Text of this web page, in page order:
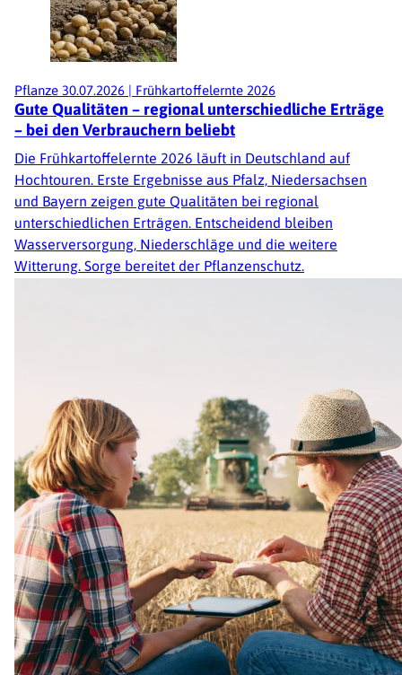
Pflanze 30.07.2026 | Frühkartoffelernte 2026
Gute Qualitäten – regional unterschiedliche Erträge
– bei den Verbrauchern beliebt
Die Frühkartoffelernte 2026 läuft in Deutschland auf
Hochtouren. Erste Ergebnisse aus Pfalz, Niedersachsen
und Bayern zeigen gute Qualitäten bei regional
unterschiedlichen Erträgen. Entscheidend bleiben
Wasserversorgung, Niederschläge und die weitere
Witterung. Sorge bereitet der Pflanzenschutz.